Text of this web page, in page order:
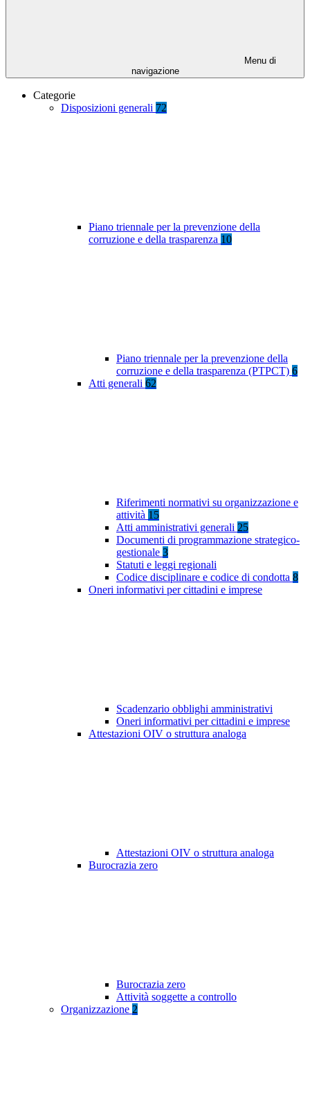
Menu di
navigazione
Categorie
Disposizioni generali 72
Piano triennale per la prevenzione della
corruzione e della trasparenza 10
Piano triennale per la prevenzione della
corruzione e della trasparenza (PTPCT) 6
Atti generali 62
Riferimenti normativi su organizzazione e
attività 15
Atti amministrativi generali 25
Documenti di programmazione strategico-
gestionale 3
Statuti e leggi regionali
Codice disciplinare e codice di condotta 8
Oneri informativi per cittadini e imprese
Scadenzario obblighi amministrativi
Oneri informativi per cittadini e imprese
Attestazioni OIV o struttura analoga
Attestazioni OIV o struttura analoga
Burocrazia zero
Burocrazia zero
Attività soggette a controllo
Organizzazione 2